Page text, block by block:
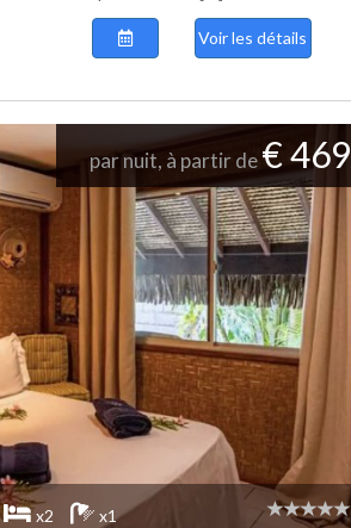
Voir les détails
par nuit, à partir de€ 469
x2 x1